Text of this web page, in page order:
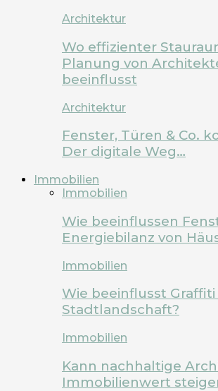
Architektur
Wo effizienter
Planung von
beeinflusst
Architektur
Fenster, Türen & Co.
Der digitale Weg…
Immobilien
Immobilien
Wie beeinflussen
Energiebilanz von
Immobilien
Wie beeinflusst Graffiti
Stadtlandschaft?
Immobilien
Kann nachhaltige
Immobilienwert